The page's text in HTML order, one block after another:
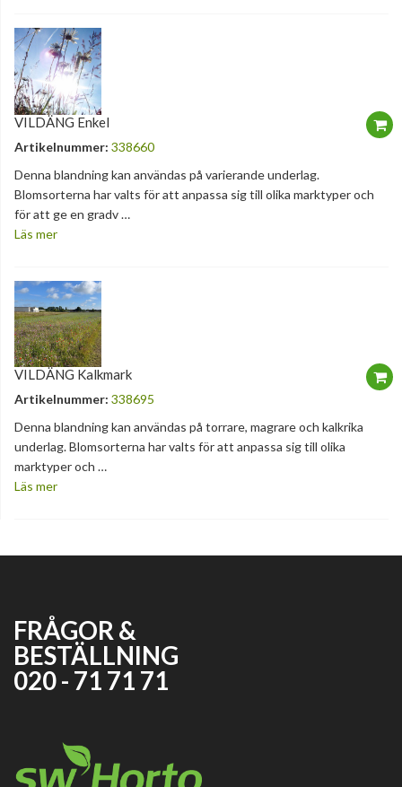
VILDÄNG Enkel
Artikelnummer: 338660
Denna blandning kan användas på varierande underlag.
Blomsorterna har valts för att anpassa sig till olika marktyper och
för att ge en gradv …
Läs mer
VILDÄNG Kalkmark
Artikelnummer: 338695
Denna blandning kan användas på torrare, magrare och kalkrika
underlag. Blomsorterna har valts för att anpassa sig till olika
marktyper och …
Läs mer
FRÅGOR &
BESTÄLLNING
020 - 71 71 71